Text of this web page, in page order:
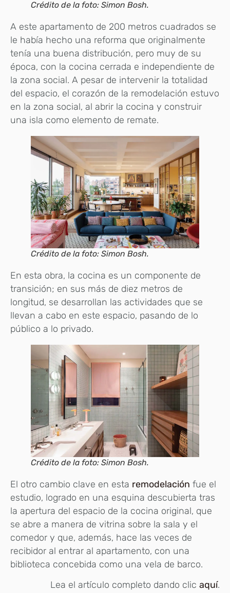
Crédito de la foto: Simon Bosh.
A este apartamento de 200 metros cuadrados se
le había hecho una reforma que originalmente
tenía una buena distribución, pero muy de su
época, con la cocina cerrada e independiente de
la zona social. A pesar de intervenir la totalidad
del espacio, el corazón de la remodelación estuvo
en la zona social, al abrir la cocina y construir
una isla como elemento de remate.
Crédito de la foto: Simon Bosh.
En esta obra, la cocina es un componente de
transición; en sus más de diez metros de
longitud, se desarrollan las actividades que se
llevan a cabo en este espacio, pasando de lo
público a lo privado.
Crédito de la foto: Simon Bosh.
El otro cambio clave en esta remodelación fue el
estudio, logrado en una esquina descubierta tras
la apertura del espacio de la cocina original, que
se abre a manera de vitrina sobre la sala y el
comedor y que, además, hace las veces de
recibidor al entrar al apartamento, con una
biblioteca concebida como una vela de barco.
Lea el artículo completo dando clic aquí.